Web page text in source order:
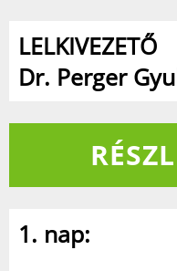
LELKIVEZETŐ
Dr. Perger
1. nap: